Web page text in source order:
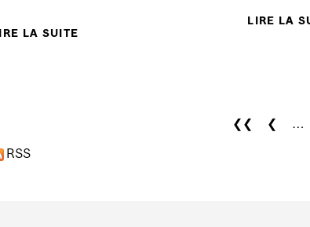
LA SUITE
LIRE LA
❮❮ ❮ …
RSS